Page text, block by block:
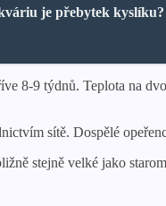
je přebytek kyslíku?
8-9 týdnů. Teplota na
sítě. Dospělé
stejně velké jako